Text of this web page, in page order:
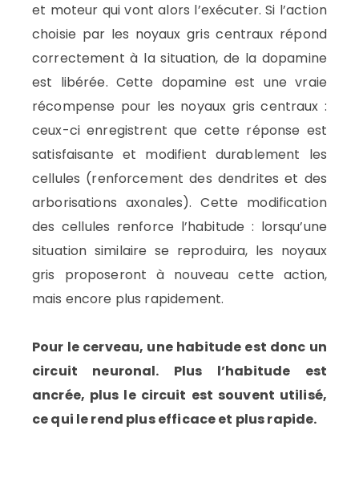
et moteur qui vont alors l’exécuter. Si l’action
choisie par les noyaux gris centraux répond
correctement à la situation, de la dopamine
est libérée. Cette dopamine est une vraie
récompense pour les noyaux gris centraux :
ceux-ci enregistrent que cette réponse est
satisfaisante et modifient durablement les
cellules (renforcement des dendrites et des
arborisations axonales). Cette modification
des cellules renforce l’habitude : lorsqu’une
situation similaire se reproduira, les noyaux
gris proposeront à nouveau cette action,
mais encore plus rapidement.
Pour le cerveau, une habitude est donc un
circuit neuronal. Plus l’habitude est
ancrée, plus le circuit est souvent utilisé,
ce qui le rend plus efficace et plus rapide.